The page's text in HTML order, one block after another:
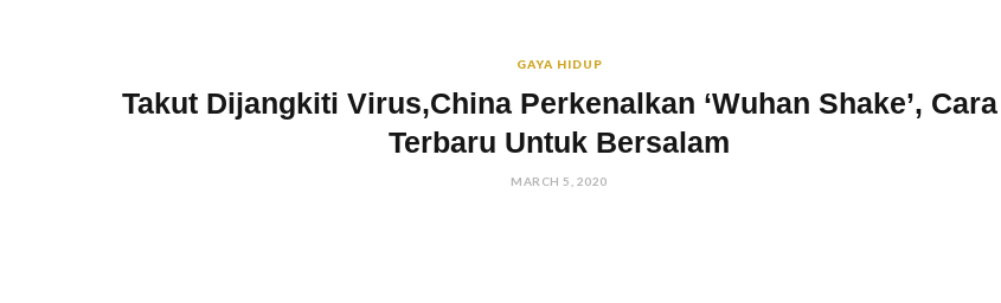
GAYA HIDUP
Takut Dijangkiti Virus,China Perkenalkan ‘Wuhan Shake’, Cara
Terbaru Untuk Bersalam
MARCH 5, 2020